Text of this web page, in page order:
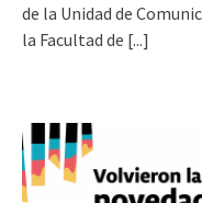
de la Unidad de
la Facultad de [...]